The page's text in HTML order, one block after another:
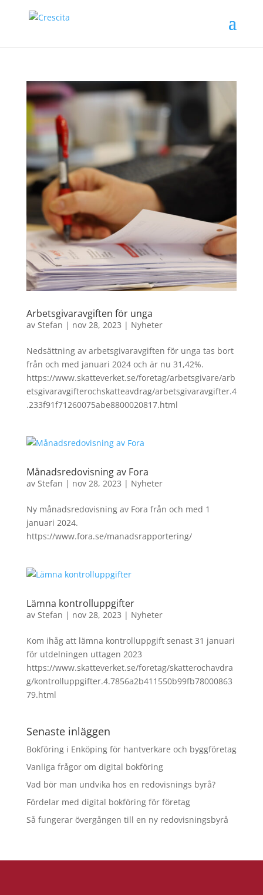
Arbetsgivaravgiften för unga
av Stefan | nov 28, 2023 | Nyheter
Nedsättning av arbetsgivaravgiften för unga tas bort
från och med januari 2024 och är nu 31,42%.
https://www.skatteverket.se/foretag/arbetsgivare/arb
etsgivaravgifterochskatteavdrag/arbetsgivaravgifter.4
.233f91f71260075abe8800020817.html
Månadsredovisning av Fora
av Stefan | nov 28, 2023 | Nyheter
Ny månadsredovisning av Fora från och med 1
januari 2024.
https://www.fora.se/manadsrapportering/
Lämna kontrolluppgifter
av Stefan | nov 28, 2023 | Nyheter
Kom ihåg att lämna kontrolluppgift senast 31 januari
för utdelningen uttagen 2023
https://www.skatteverket.se/foretag/skatterochavdra
g/kontrolluppgifter.4.7856a2b411550b99fb78000863
79.html
Senaste inläggen
Bokföring i Enköping för hantverkare och byggföretag
Vanliga frågor om digital bokföring
Vad bör man undvika hos en redovisnings byrå?
Fördelar med digital bokföring för företag
Så fungerar övergången till en ny redovisningsbyrå